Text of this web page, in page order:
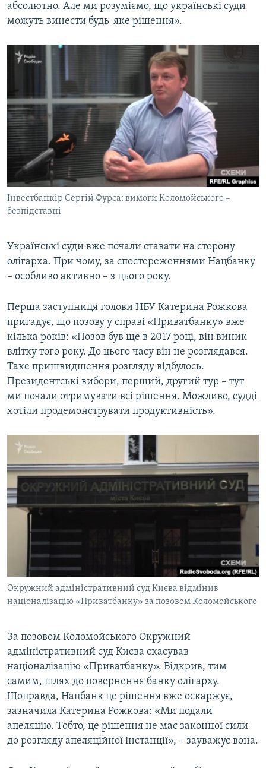
абсолютно. Але ми розуміємо, що українські суди
можуть винести будь-яке рішення».
Інвестбанкір Сергій Фурса: вимоги Коломойського –
безпідставні
Українські суди вже почали ставати на сторону
олігарха. При чому, за спостереженнями Нацбанку
– особливо активно – з цього року.
Перша заступниця голови НБУ Катерина Рожкова
пригадує, що позову у справі «Приватбанку» вже
кілька років: «Позов був ще в 2017 році, він виник
влітку того року. До цього часу він не розглядався.
Таке пришвидшення розгляду відбулось.
Президентські вибори, перший, другий тур – тут
ми почали отримувати всі рішення. Можливо, судді
хотіли продемонструвати продуктивність».
Окружний адміністративний суд Києва відмінив
націоналізацію «Приватбанку» за позовом Коломойського
​За позовом Коломойського Окружний
адміністративний суд Києва скасував
націоналізацію «Приватбанку». Відкрив, тим
самим, шлях до повернення банку олігарху.
Щоправда, Нацбанк це рішення вже оскаржує,
зазначила Катерина Рожкова: «Ми подали
апеляцію. Тобто, це рішення не має законної сили
до розгляду апеляційної інстанції», – зауважує вона.